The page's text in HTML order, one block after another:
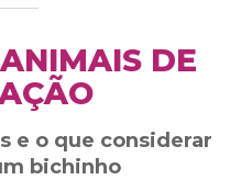
DE
e o que considerar
bichinho